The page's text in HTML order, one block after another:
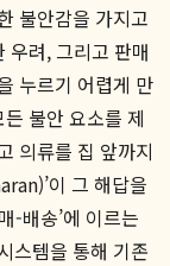
불안감을 가지고
우려, 그리고 판매
누르기 어렵게 만
불안 요소를 제
의류를 집 앞까지
이 그 해답을
-배송’에 이르는
스템을 통해 기존